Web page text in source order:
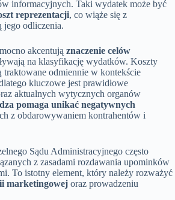
informacyjnych. Taki wydatek może być
reprezentacji, co wiąże się z
jego odliczenia.
akcentują znaczenie celów
na klasyfikację wydatków. Koszty
traktowane odmiennie w kontekście
kluczowe jest prawidłowe
aktualnych wytycznych organów
pomaga unikać negatywnych
z obdarowywaniem kontrahentów i
Sądu Administracyjnego często
z zasadami rozdawania upominków
To istotny element, który należy rozważyć
marketingowej oraz prowadzeniu